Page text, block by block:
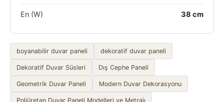
En (W) 38 cm
boyanabilir duvar paneli dekoratif duvar paneli
Dekoratif Duvar Süsleri Dış Cephe Paneli
Geometrik Duvar Paneli Modern Duvar Dekorasyonu
Poliüretan Duvar Paneli Modelleri ve Metrajı